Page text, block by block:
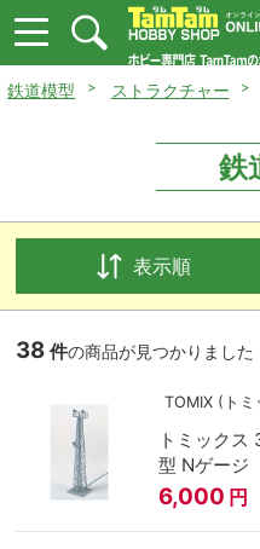
鉄道模型 ストラクチャー
鉄
表示順
38 件の商品が見つかりました
TOMIX (トミ
トミックス
型 Nゲージ
6,000 円